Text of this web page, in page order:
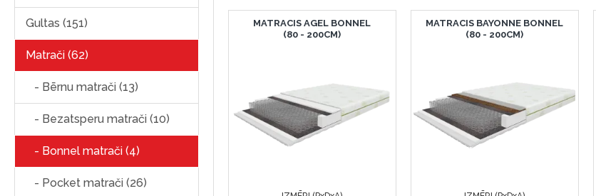
Gultas (151)
Matrači (62)
- Bērnu matrači (13)
- Bezatsperu matrači (10)
- Bonnel matrači (4)
- Pocket matrači (26)
MATRACIS AGEL BONNEL
(80 - 200CM)
MATRACIS BAYONNE BONNEL
(80 - 200CM)